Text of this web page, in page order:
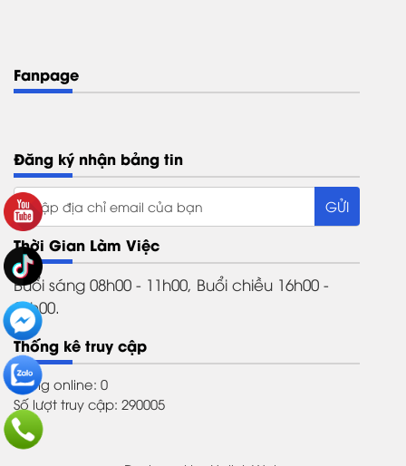
Fanpage
Đăng ký nhận bảng tin
Thời Gian Làm Việc
Buổi sáng 08h00 - 11h00, Buổi chiều 16h00 -
21h00.
Thống kê truy cập
Đang online: 0
Số lượt truy cập: 290005